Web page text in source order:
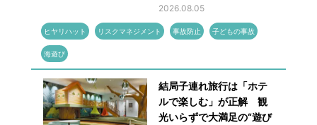
2026.08.05
ヒヤリハット リスクマネジメント 事故防止 子どもの事故
海遊び
結局子連れ旅行は「ホテ
ルで楽しむ」が正解 観
光いらずで大満足の“遊び